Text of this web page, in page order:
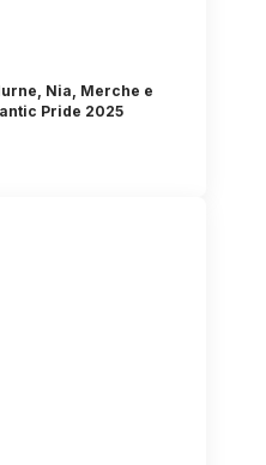
Nia, Merche e
Pride 2025